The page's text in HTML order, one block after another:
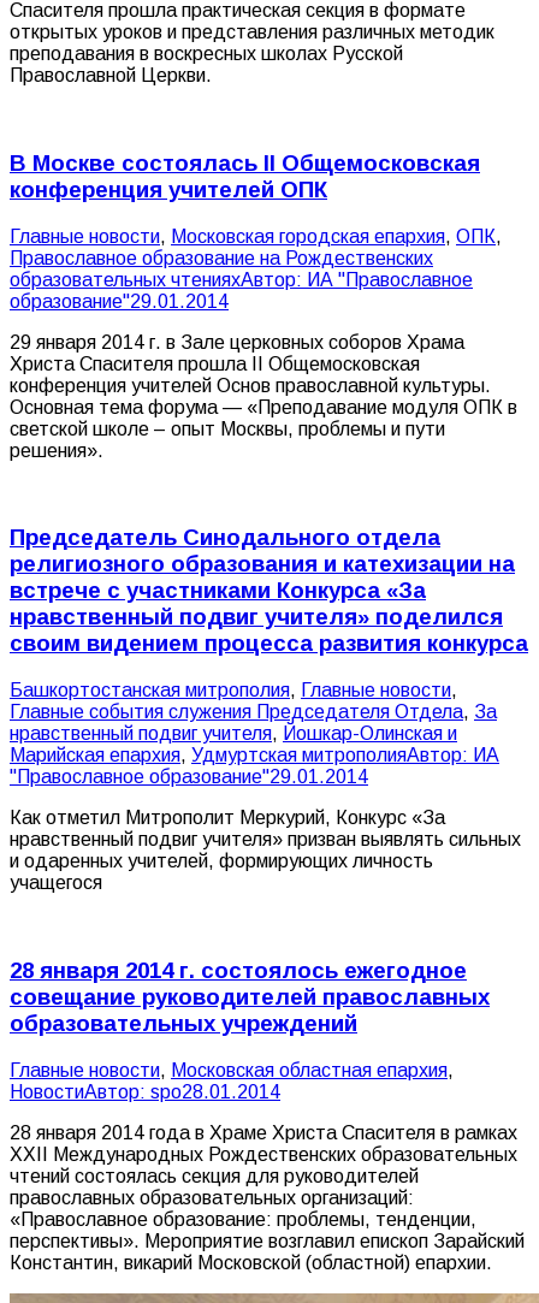
Спасителя прошла практическая секция в формате
открытых уроков и представления различных методик
преподавания в воскресных школах Русской
Православной Церкви.
В Москве состоялась II Общемосковская
конференция учителей ОПК
Главные новости, Московская городская епархия, ОПК,
Православное образование на Рождественских
образовательных чтенияхАвтор: ИА "Православное
образование"29.01.2014
29 января 2014 г. в Зале церковных соборов Храма
Христа Спасителя прошла II Общемосковская
конференция учителей Основ православной культуры.
Основная тема форума — «Преподавание модуля ОПК в
светской школе – опыт Москвы, проблемы и пути
решения».
Председатель Синодального отдела
религиозного образования и катехизации на
встрече с участниками Конкурса «За
нравственный подвиг учителя» поделился
своим видением процесса развития конкурса
Башкортостанская митрополия, Главные новости,
Главные события служения Председателя Отдела, За
нравственный подвиг учителя, Йошкар-Олинская и
Марийская епархия, Удмуртская митрополияАвтор: ИА
"Православное образование"29.01.2014
Как отметил Митрополит Меркурий, Конкурс «За
нравственный подвиг учителя» призван выявлять сильных
и одаренных учителей, формирующих личность
учащегося
28 января 2014 г. состоялось ежегодное
совещание руководителей православных
образовательных учреждений
Главные новости, Московская областная епархия,
НовостиАвтор: spo28.01.2014
28 января 2014 года в Храме Христа Спасителя в рамках
ХХII Международных Рождественских образовательных
чтений состоялась секция для руководителей
православных образовательных организаций:
«Православное образование: проблемы, тенденции,
перспективы». Мероприятие возглавил епископ Зарайский
Константин, викарий Московской (областной) епархии.